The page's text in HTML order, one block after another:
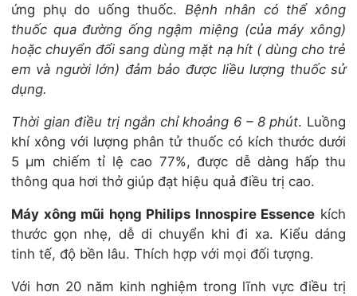
ứng phụ do uống thuốc. Bệnh nhân có thể xông
thuốc qua đường ống ngậm miệng (của máy xông)
hoặc chuyển đổi sang dùng mặt nạ hít ( dùng cho trẻ
em và người lớn) đảm bảo được liều lượng thuốc sử
dụng.
Thời gian điều trị ngắn chỉ khoảng 6 – 8 phút. Luồng
khí xông với lượng phân tử thuốc có kích thước dưới
5 µm chiếm tỉ lệ cao 77%, được dễ dàng hấp thu
thông qua hơi thở giúp đạt hiệu quả điều trị cao.
Máy xông mũi họng Philips Innospire Essence kích
thước gọn nhẹ, dễ di chuyển khi đi xa. Kiểu dáng
tinh tế, độ bền lâu. Thích hợp với mọi đối tượng.
Với hơn 20 năm kinh nghiệm trong lĩnh vực điều trị